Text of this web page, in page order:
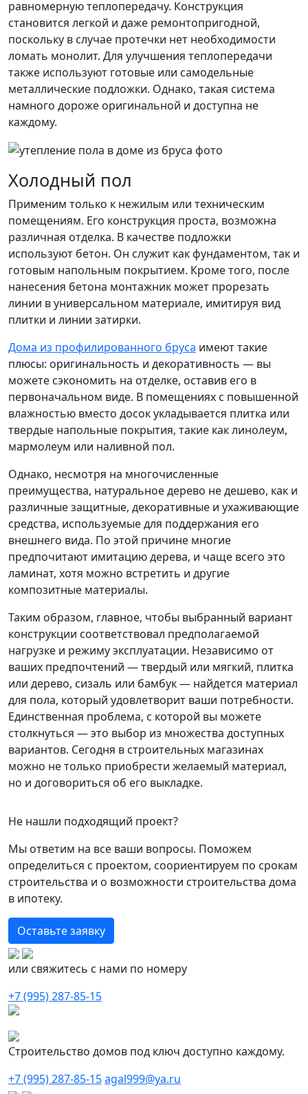
равномерную теплопередачу. Конструкция
становится легкой и даже ремонтопригодной,
поскольку в случае протечки нет необходимости
ломать монолит. Для улучшения теплопередачи
также используют готовые или самодельные
металлические подложки. Однако, такая система
намного дороже оригинальной и доступна не
каждому.
Холодный пол
Применим только к нежилым или техническим
помещениям. Его конструкция проста, возможна
различная отделка. В качестве подложки
используют бетон. Он служит как фундаментом, так и
готовым напольным покрытием. Кроме того, после
нанесения бетона монтажник может прорезать
линии в универсальном материале, имитируя вид
плитки и линии затирки.
Дома из профилированного бруса имеют такие
плюсы: оригинальность и декоративность — вы
можете сэкономить на отделке, оставив его в
первоначальном виде. В помещениях с повышенной
влажностью вместо досок укладывается плитка или
твердые напольные покрытия, такие как линолеум,
мармолеум или наливной пол.
Однако, несмотря на многочисленные
преимущества, натуральное дерево не дешево, как и
различные защитные, декоративные и ухаживающие
средства, используемые для поддержания его
внешнего вида. По этой причине многие
предпочитают имитацию дерева, и чаще всего это
ламинат, хотя можно встретить и другие
композитные материалы.
Таким образом, главное, чтобы выбранный вариант
конструкции соответствовал предполагаемой
нагрузке и режиму эксплуатации. Независимо от
ваших предпочтений — твердый или мягкий, плитка
или дерево, сизаль или бамбук — найдется материал
для пола, который удовлетворит ваши потребности.
Единственная проблема, с которой вы можете
столкнуться — это выбор из множества доступных
вариантов. Сегодня в строительных магазинах
можно не только приобрести желаемый материал,
но и договориться об его выкладке.
Не нашли подходящий проект?
Мы ответим на все ваши вопросы. Поможем
определиться с проектом, соориентируем по срокам
строительства и о возможности строительства дома
в ипотеку.
Оставьте заявку
или свяжитесь с нами по номеру
+7 (995) 287-85-15
Строительство домов под ключ доступно каждому.
+7 (995) 287-85-15agal999@ya.ru